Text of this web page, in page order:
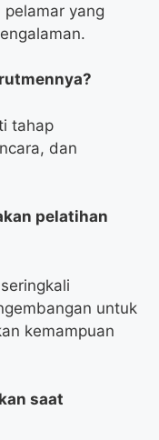
yang
tahap
dan
pelatihan
untuk
kemampuan
saat